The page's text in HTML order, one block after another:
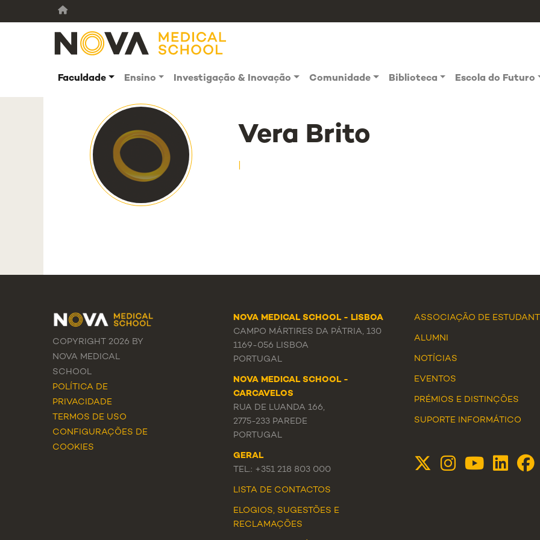
Faculdade Ensino Investigação & Inovação Comunidade Biblioteca Escola do Futuro
Vera Brito
COPYRIGHT 2026 BY
NOVA MEDICAL
SCHOOL
POLÍTICA DE
PRIVACIDADE
TERMOS DE USO
CONFIGURAÇÕES DE
COOKIES
NOVA MEDICAL SCHOOL - LISBOA
CAMPO MÁRTIRES DA PÁTRIA, 130
1169-056 LISBOA
PORTUGAL
NOVA MEDICAL SCHOOL -
CARCAVELOS
RUA DE LUANDA 166,
2775-233 PAREDE
PORTUGAL
GERAL
TEL.: +351 218 803 000
LISTA DE CONTACTOS
ELOGIOS, SUGESTÕES E
RECLAMAÇÕES
ASSOCIAÇÃO DE
ALUMNI
NOTÍCIAS
EVENTOS
PRÉMIOS E DISTINÇÕES
SUPORTE INFORMÁTICO